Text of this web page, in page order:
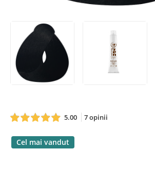
5.00 7 opinii
Cel mai vandut